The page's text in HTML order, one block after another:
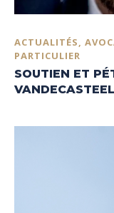
ACTUALITÉS,
PARTICULIER
SOUTIEN ET